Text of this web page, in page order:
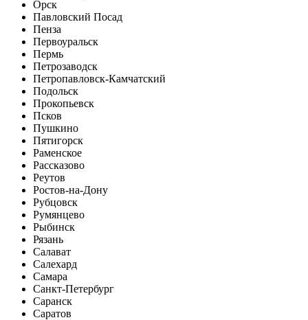
Орск
Павловский Посад
Пенза
Первоуральск
Пермь
Петрозаводск
Петропавловск-Камчатский
Подольск
Прокопьевск
Псков
Пушкино
Пятигорск
Раменское
Рассказово
Реутов
Ростов-на-Дону
Рубцовск
Румянцево
Рыбинск
Рязань
Салават
Салехард
Самара
Санкт-Петербург
Саранск
Саратов